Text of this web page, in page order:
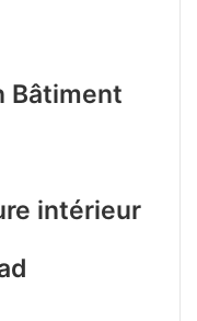
Bâtiment
intérieur